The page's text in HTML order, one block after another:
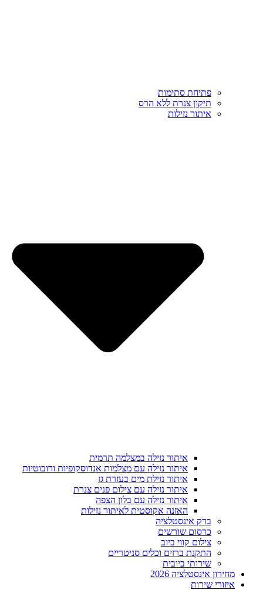
פתיחת סתימות
תיקון צנרת ללא הרס
איתור נזילות
איתור נזילה במצלמה תרמית
איתור נזילה עם מצלמות אנדוסקופיות ורובוטיות
איתור נזילת מים בעזרת גז
איתור נזילה עם צילום פנים צנרת
איתור נזילה עם בלון הצפה
האזנה אקוסטית לאיתור נזילות
בדק אינסטלציה
כרסום שורשים
צילום קווי ביוב
התקנת ברזים וכלים סניטריים
שירותי ביובית
מחירון אינסטלציה 2026
איזורי שירות